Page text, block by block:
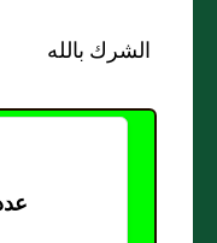
الشرك بالله